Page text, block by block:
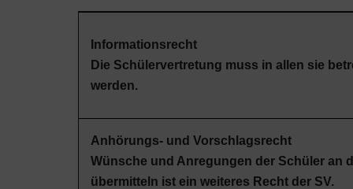
Informationsrecht
Die Schülervertretung muss in allen sie
werden.
Anhörungs- und Vorschlagsrecht
Wünsche und Anregungen der Schüler an
übermitteln ist ein weiteres Recht der SV.